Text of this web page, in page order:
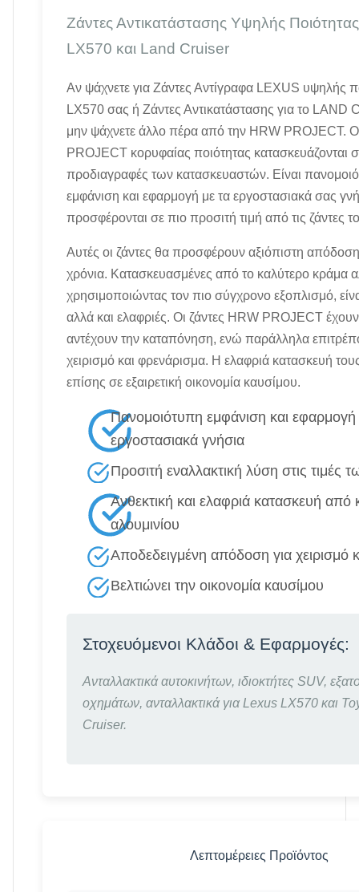
Ζάντες Αντικατάστασης Υψηλής
LX570 και Land Cruiser
Αν ψάχνετε για Ζάντες Αντίγραφα LEXUS υψηλής
LX570 σας ή Ζάντες Αντικατάστασης για το LAND
μην ψάχνετε άλλο πέρα από την HRW PROJECT.
PROJECT κορυφαίας ποιότητας κατασκευάζονται
προδιαγραφές των κατασκευαστών. Είναι
εμφάνιση και εφαρμογή με τα εργοστασιακά σας
προσφέρονται σε πιο προσιτή τιμή από τις ζάντες
Αυτές οι ζάντες θα προσφέρουν αξιόπιστη
χρόνια. Κατασκευασμένες από το καλύτερο κράμα
χρησιμοποιώντας τον πιο σύγχρονο εξοπλισμό,
αλλά και ελαφριές. Οι ζάντες HRW PROJECT έχουν
αντέχουν την καταπόνηση, ενώ παράλληλα
χειρισμό και φρενάρισμα. Η ελαφριά κατασκευή
επίσης σε εξαιρετική οικονομία καυσίμου.
Πανομοιότυπη εμφάνιση και εφαρμογή
εργοστασιακά γνήσια
Προσιτή εναλλακτική λύση στις τιμές
Ανθεκτική και ελαφριά κατασκευή από
αλουμινίου
Αποδεδειγμένη απόδοση για χειρισμό
Βελτιώνει την οικονομία καυσίμου
Στοχευόμενοι Κλάδοι & Εφαρμογές:
Ανταλλακτικά αυτοκινήτων, ιδιοκτήτες SUV,
οχημάτων, ανταλλακτικά για Lexus LX570 και
Cruiser.
Λεπτομέρειες Προϊόντος